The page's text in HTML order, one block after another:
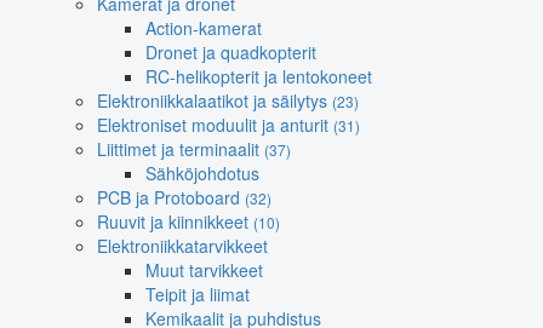
Action-kamerat
Dronet ja quadkopterit
RC-helikopterit ja lentokoneet
Elektroniikkalaatikot ja säilytys (23)
Elektroniset moduulit ja anturit (31)
Liittimet ja terminaalit (37)
Sähköjohdotus
PCB ja Protoboard (32)
Ruuvit ja kiinnikkeet (10)
Elektroniikkatarvikkeet
Muut tarvikkeet
Teipit ja liimat
Kemikaalit ja puhdistus